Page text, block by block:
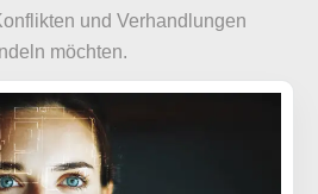
und Verhandlungen
möchten.